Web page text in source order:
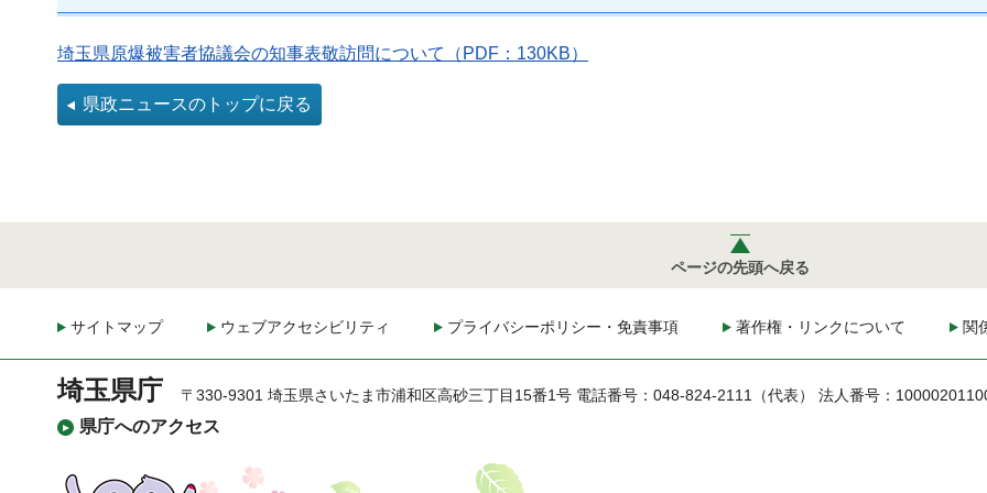
埼玉県原爆被害者協議会の知事表敬訪問について（PDF：130KB）
県政ニュースのトップに戻る
ページの先頭へ戻る
サイトマップ ウェブアクセシビリティ プライバシーポリシー・免責事項 著作権・リンクについて 関
埼玉県庁
県庁へのアクセス
〒330-9301 埼玉県さいたま市浦和区高砂三丁目15番1号 電話番号：048-824-2111（代表） 法人番号：